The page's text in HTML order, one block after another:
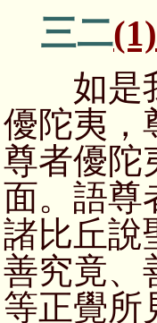
三二(1)
如是我
優陀夷，
尊者優陀
面。語尊
諸比丘說
善究竟、
等正覺所